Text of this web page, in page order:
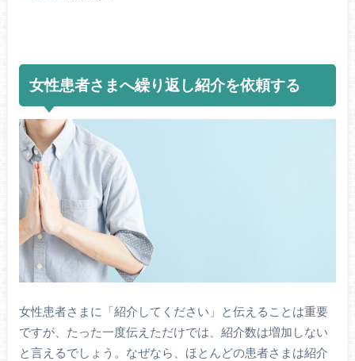
女性患者さまへ繰り返し紹介を依頼する
女性患者さまに「紹介してください」と伝えることは重要
ですが、たった一度伝えただけでは、紹介数は増加しない
と言えるでしょう。なぜなら、ほとんどの患者さまは紹介